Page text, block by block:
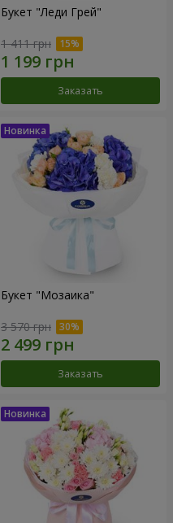
Букет "Леди Грей"
1 411 грн
Заказать
Букет "Мозаика"
3 570 грн
Заказать